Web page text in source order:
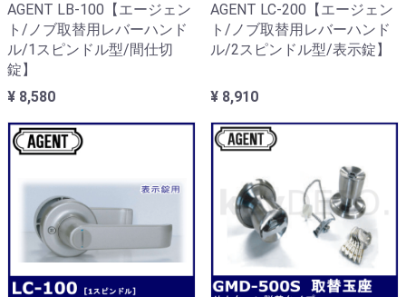
AGENT LB-100【エージェン
ト/ノブ取替用レバーハンド
ル/1スピンドル型/間仕切
錠】
¥ 8,580
AGENT LC-200【エージェン
ト/ノブ取替用レバーハンド
ル/2スピンドル型/表示錠】
¥ 8,910